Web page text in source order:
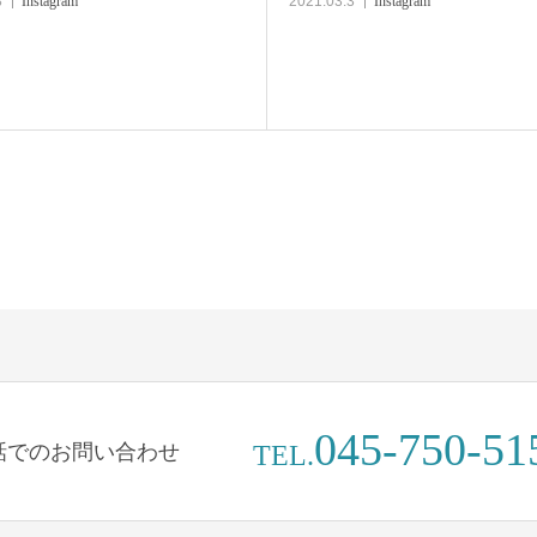
でのお問い合わせ TEL.045-750-